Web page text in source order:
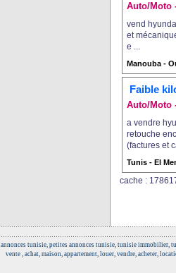
Auto/Moto
vend
et
e ...
Manouba -
Faible
Auto/Moto
a vendre
retouche
(factures et
Tunis - El
cache :
annonces tunisie, petites annonces tunisie, tunisie immobilier,
vente , achat, maison, appartement, louer, vendre, acheter,